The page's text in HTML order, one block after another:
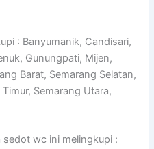
: Banyumanik, Candisari,
Gunungpati, Mijen,
Barat, Semarang Selatan,
Semarang Utara,
sedot wc ini melingkupi :